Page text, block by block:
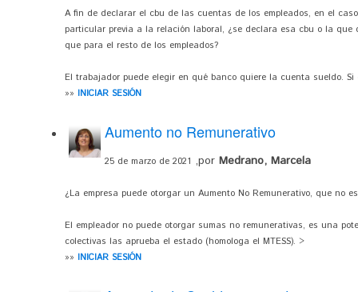
A fin de declarar el cbu de las cuentas de los empleados, en el
particular previa a la relación laboral, ¿se declara esa cbu o la
que para el resto de los empleados?
El trabajador puede elegir en qué banco quiere la cuenta sueldo.
»» INICIAR SESIÓN
Aumento no Remunerativo
25 de marzo de 2021 ,por Medrano, Marcela
¿La empresa puede otorgar un Aumento No Remunerativo, que no
El empleador no puede otorgar sumas no remunerativas, es una
colectivas las aprueba el estado (homologa el MTESS). >
»» INICIAR SESIÓN